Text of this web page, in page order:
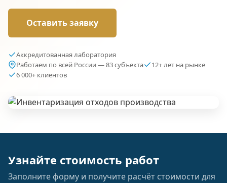
Оставить заявку
Аккредитованная лаборатория
Работаем по всей России — 83 субъекта
12+ лет на рынке
6 000+ клиентов
Узнайте стоимость работ
Заполните форму и получите расчёт стоимости для